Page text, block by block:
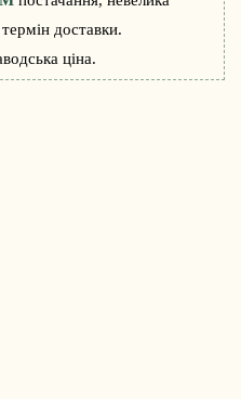
термін доставки.
ціна.